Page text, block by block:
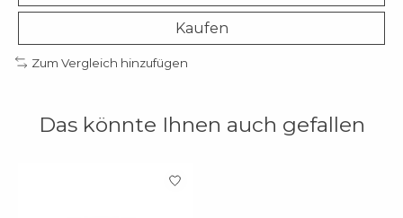
Kaufen
Zum Vergleich hinzufügen
Das könnte Ihnen auch gefallen
Produkt-Karussell-Artikel